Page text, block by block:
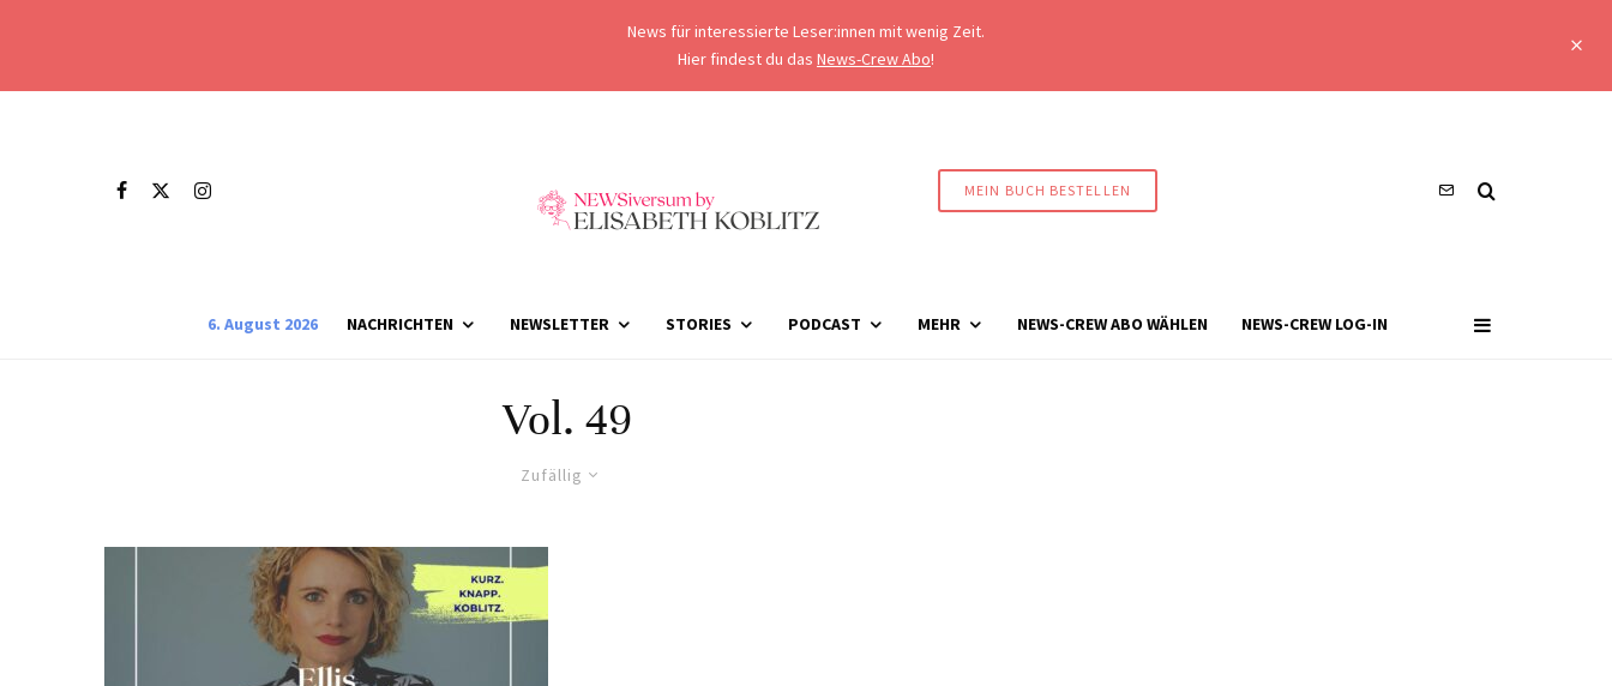
News für interessierte Leser:innen mit wenig Zeit.
Hier findest du das News-Crew Abo!
MEIN BUCH BESTELLEN
6. August 2026 NACHRICHTEN NEWSLETTER STORIES PODCAST MEHR NEWS-CREW ABO WÄHLEN NEWS-CREW LOG-IN
Vol. 49
Zufällig